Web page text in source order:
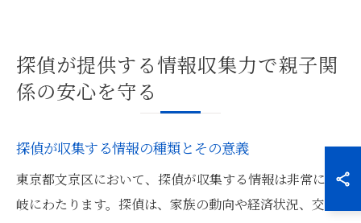
探偵が提供する情報収集力で親子関
係の安心を守る
探偵が収集する情報の種類とその意義
東京都文京区において、探偵が収集する情報は非常に多
岐にわたります。探偵は、家族の動向や経済状況、交友